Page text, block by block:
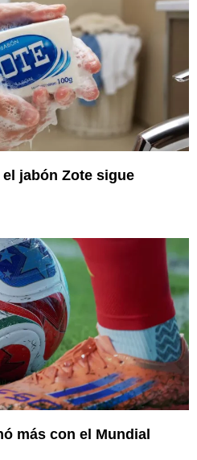
jabón Zote sigue
más con el Mundial